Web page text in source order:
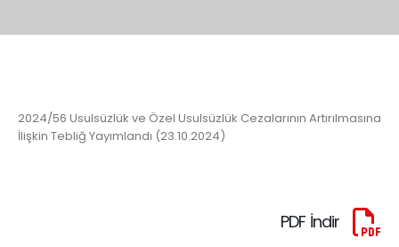
2024/56 Usulsüzlük ve Özel Usulsüzlük Cezalarının Artırılmasına
İlişkin Tebliğ Yayımlandı (23.10.2024)
PDF İndir